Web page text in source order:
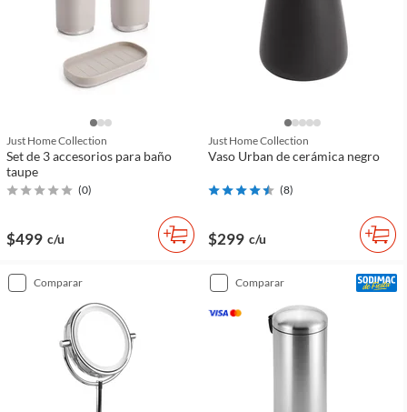
Just Home Collection
Set de 3 accesorios para baño
taupe
(0)
$499 c/u
Just Home Collection
Vaso Urban de cerámica negro
(8)
$299 c/u
comparar comparar